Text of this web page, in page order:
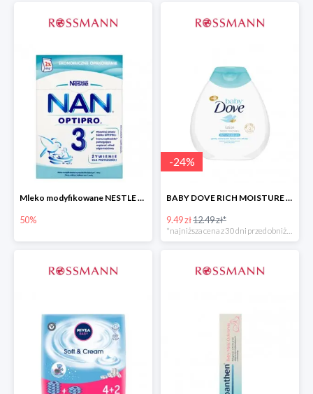
Mleko modyfikowane NESTLE NAN OPTIPRO 3 -50%
50%
-24%
BABY DOVE RICH MOISTURE balsam nawilżający
9.49 zł12.49 zł*